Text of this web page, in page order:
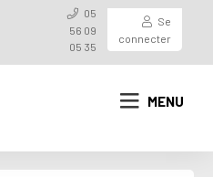
05
56 09
05 35
Se
connecter
MENU